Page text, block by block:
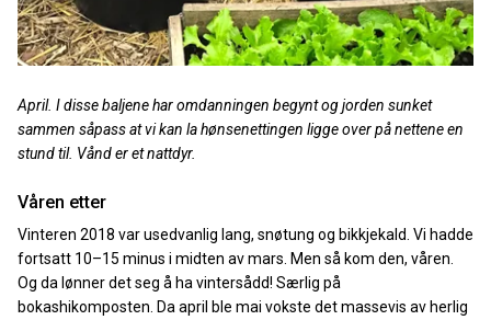
April. I disse baljene har omdanningen begynt og jorden sunket
sammen såpass at vi kan la hønsenettingen ligge over på nettene en
stund til. Vånd er et nattdyr.
Våren etter
Vinteren 2018 var usedvanlig lang, snøtung og bikkjekald. Vi hadde
fortsatt 10–15 minus i midten av mars. Men så kom den, våren.
Og da lønner det seg å ha vintersådd! Særlig på
bokashikomposten. Da april ble mai vokste det massevis av herlig